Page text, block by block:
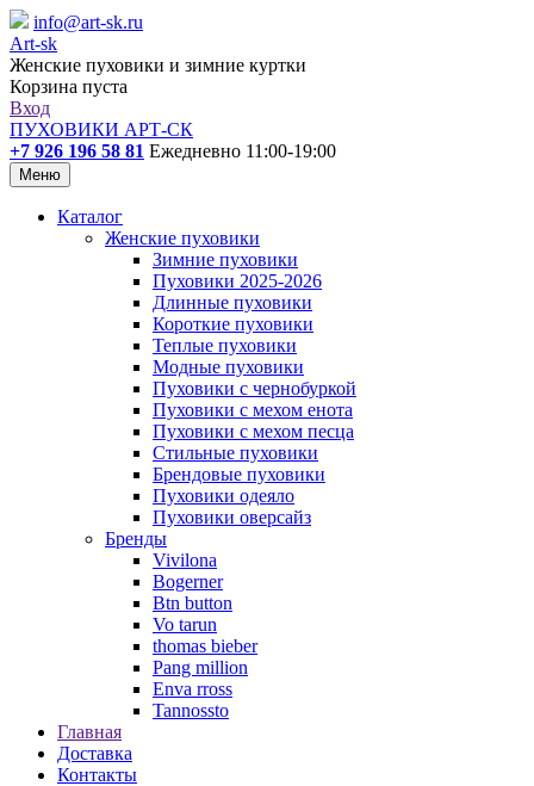
info@art-sk.ru
Art-sk
Женские пуховики и зимние куртки
Корзина пуста
Вход
ПУХОВИКИ АРТ-СК
+7 926 196 58 81 Ежедневно 11:00-19:00
Меню
Каталог
Женские пуховики
Зимние пуховики
Пуховики 2025-2026
Длинные пуховики
Короткие пуховики
Теплые пуховики
Модные пуховики
Пуховики с чернобуркой
Пуховики с мехом енота
Пуховики с мехом песца
Стильные пуховики
Брендовые пуховики
Пуховики одеяло
Пуховики оверсайз
Бренды
Vivilona
Bogerner
Btn button
Vo tarun
thomas bieber
Pang million
Enva rross
Tannossto
Главная
Доставка
Контакты